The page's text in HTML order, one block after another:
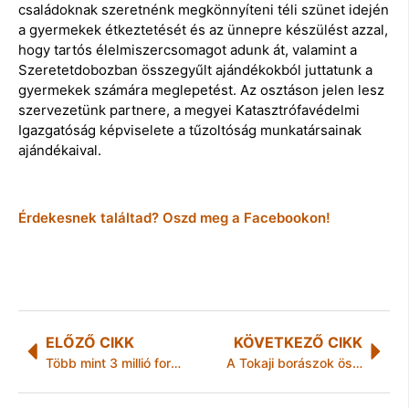
családoknak szeretnénk megkönnyíteni téli szünet idején
a gyermekek étkeztetését és az ünnepre készülést azzal,
hogy tartós élelmiszercsomagot adunk át, valamint a
Szeretetdobozban összegyűlt ajándékokból juttatunk a
gyermekek számára meglepetést. Az osztáson jelen lesz
szervezetünk partnere, a megyei Katasztrófavédelmi
Igazgatóság képviselete a tűzoltóság munkatársainak
ajándékaival.
Érdekesnek találtad? Oszd meg a Facebookon!
ELŐZŐ CIKK
Több mint 3 millió forintnyi játékot kaptak karácsonyra a GYEK betegei
KÖVETKEZŐ CIKK
A Tokaji borászok összefognak végre